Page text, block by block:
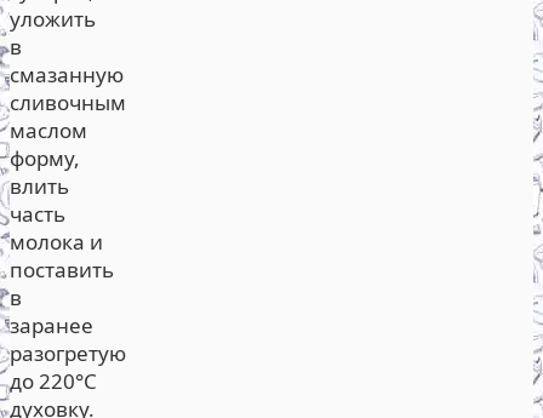
уложить
в
смазанную
сливочным
маслом
форму,
влить
часть
молока и
поставить
в
заранее
разогретую
до 220°С
духовку.